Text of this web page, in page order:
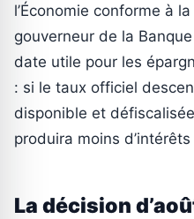
l’Économie conforme à
gouverneur de la
date utile pour les
: si le taux officiel
disponible et
produira moins d’intérêts
La décision